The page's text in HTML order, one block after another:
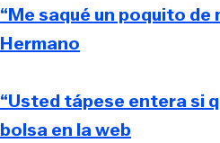
“Me saqué un poquito
Hermano
“Usted tápese entera si
bolsa en la web